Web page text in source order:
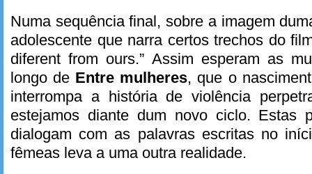
Numa sequência final, sobre a imagem
adolescente que narra certos trechos do
diferent from ours.” Assim esperam as
longo de Entre mulheres, que o
interrompa a história de violência
estejamos diante dum novo ciclo. Estas
dialogam com as palavras escritas no
fêmeas leva a uma outra realidade.